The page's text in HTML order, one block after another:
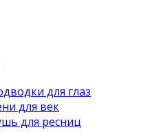
для глаз
для век
для ресниц